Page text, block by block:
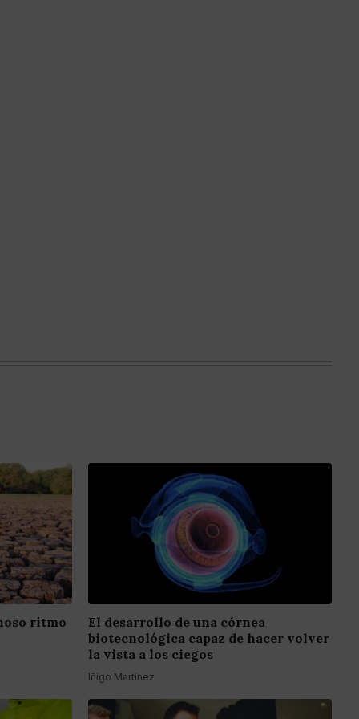
ritmo
El desarrollo de una córnea
biotecnológica capaz de hacer volver
la vista a los ciegos
Iñigo Martinez